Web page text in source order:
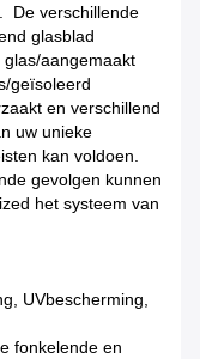
De verschillende
glasblad
aangemaakt
geïsoleerd
en verschillend
uw unieke
kan voldoen.
gevolgen kunnen
het systeem van
UVbescherming,
fonkelende en